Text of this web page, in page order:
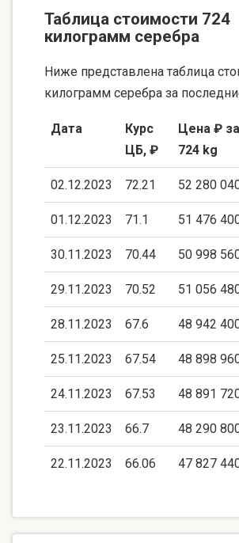
Таблица стоимости 724
килограмм серебра
Ниже представлена таблица
килограмм серебра за
Дата
Курс
ЦБ, ₽
Цена ₽ за
724 kg
02.12.2023 72.21 52 280
01.12.2023 71.1 51 476
30.11.2023 70.44 50 998
29.11.2023 70.52 51 056
28.11.2023 67.6 48 942
25.11.2023 67.54 48 898
24.11.2023 67.53 48 891
23.11.2023 66.7 48 290
22.11.2023 66.06 47 827